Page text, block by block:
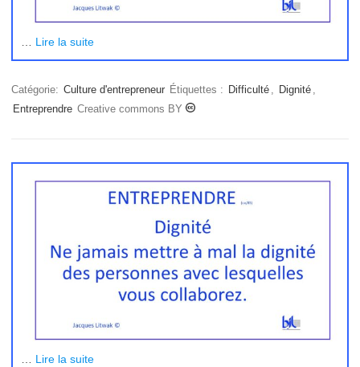
Lire la suite
Catégorie: Culture d'entrepreneur Étiquettes : Difficulté Dignité
Entreprendre Creative commons BY
Lire la suite